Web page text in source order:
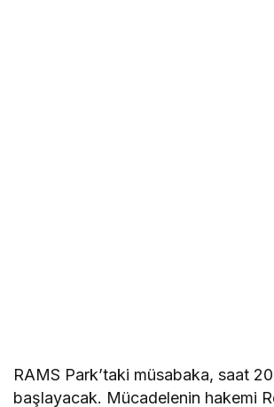
RAMS Park’taki müsabaka, saat
başlayacak. Mücadelenin hakemi